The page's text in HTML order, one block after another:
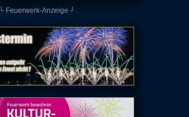
└ Feuerwerk-Anzeige ┘